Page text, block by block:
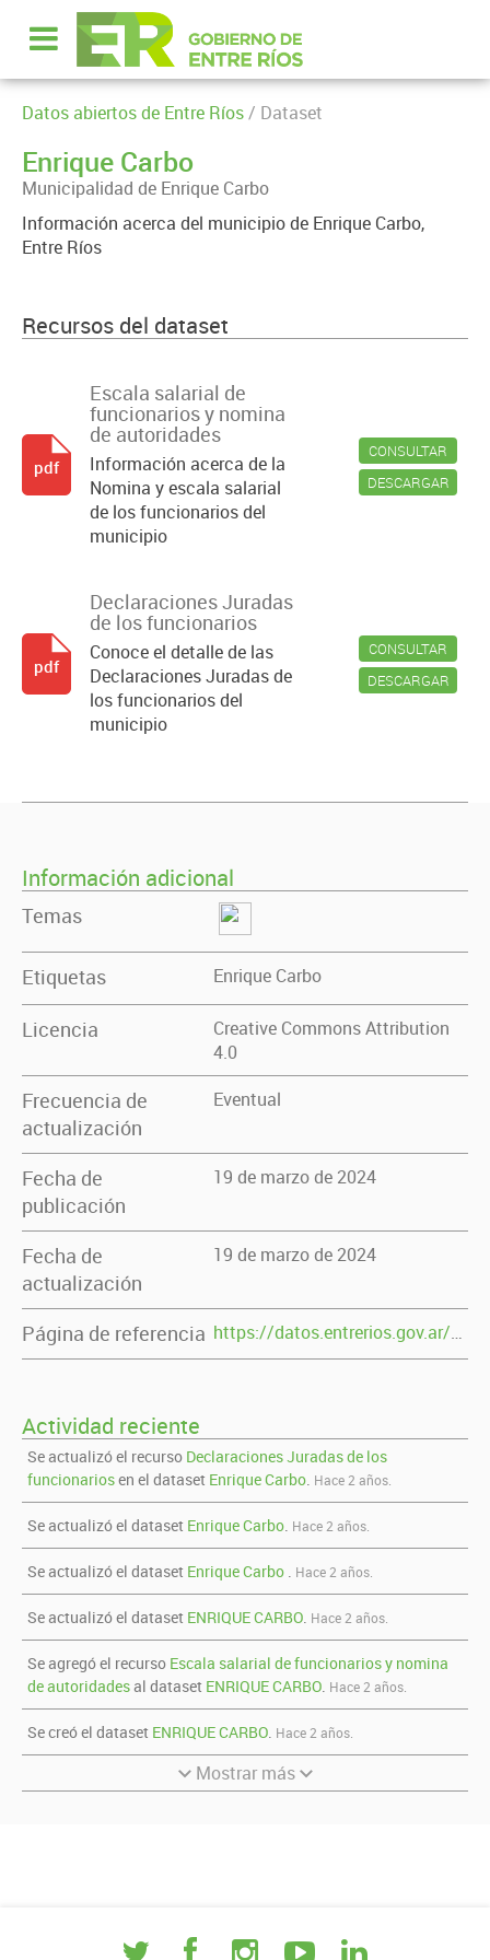
Datos abiertos de Entre Ríos/ Dataset
Enrique Carbo
Municipalidad de Enrique Carbo
Información acerca del municipio de Enrique Carbo,
Entre Ríos
Recursos del dataset
CONSULTAR
DESCARGAR
Escala salarial de
funcionarios y nomina
de autoridades
Información acerca de la
Nomina y escala salarial
de los funcionarios del
municipio
pdf
CONSULTAR
DESCARGAR
Declaraciones Juradas
de los funcionarios
Conoce el detalle de las
Declaraciones Juradas de
los funcionarios del
municipio
pdf
Información adicional
Temas
Etiquetas Enrique Carbo
Licencia
Creative Commons Attribution
4.0
Frecuencia de
actualización
Eventual
Fecha de
publicación
19 de marzo de 2024
Fecha de
actualización
19 de marzo de 2024
Página de referencia https://datos.entrerios.gov.ar/dataset/enrique-carbo
Actividad reciente
Se actualizó el recurso Declaraciones Juradas de los
funcionariosen el dataset Enrique Carbo. Hace 2 años.
Se actualizó el dataset Enrique Carbo. Hace 2 años.
Se actualizó el dataset Enrique Carbo . Hace 2 años.
Se actualizó el dataset ENRIQUE CARBO. Hace 2 años.
Se agregó el recurso Escala salarial de funcionarios y nomina
de autoridadesal dataset ENRIQUE CARBO. Hace 2 años.
Se creó el dataset ENRIQUE CARBO. Hace 2 años.
Mostrar más